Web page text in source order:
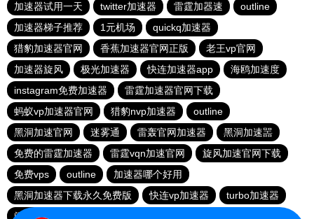
加速器试用一天
twitter加速器 雷霆加器速
outline
加速器梯子推荐
1元机场
quickq加速器
猎豹加速器官网
香蕉加速器官网正版
老王vp官网
加速器旋风
极光加速器 快连加速器app
海鸥加速度
instagram免费加速器
雷霆加速器官网下载
蚂蚁vp加速器官网
猎豹nvp加速器
outline
黑洞加速官网
迷雾通 雷轰官网加速器
黑洞加速噐
免费的雷霆加速器
雷霆vqn加速官网
旋风加速官网下载
免费vps
outline
加速器哪个好用
黑洞加速器下载永久免费版
快连vp加速器
turbo加速器
闪电加速器